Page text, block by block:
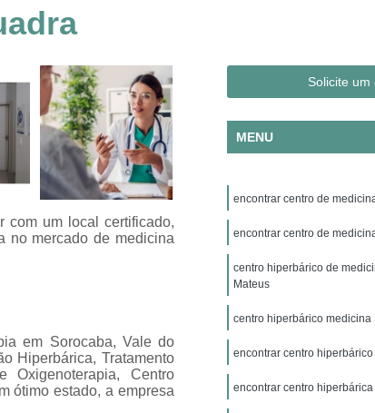
em João Pessoa
Hiperbárica
Clínica para Hiperbárica
Clínica
Oxigenação Hiperbárica em
em João Pessoa
Oxigenação Hiperbárica em
em Sorocaba
Hiperbárica Terapia
Oxigenação Hiperbárica
Via Hiperbárica
Terapia de Oxigenação
Oxigenoterapia em
Pessoa
Oxigenoterapia em São Paulo
Oxigenoterapia para
de Diabéticos
Oxigenoterapia para
de Diabéticos
Oxigenoterapia
com um local certificado,
no mercado de medicina
em Sorocaba, Vale do
Hiperbárica, Tratamento
Oxigenoterapia, Centro
ótimo estado, a empresa
Solicite
MENU
encontrar centro de
encontrar centro de
centro hiperbárico de
Mateus
centro hiperbárico medicina
encontrar centro
encontrar centro